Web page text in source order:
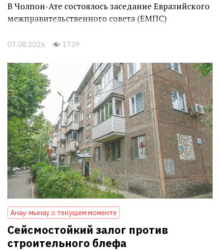
В Чолпон-Ате состоялось заседание Евразийского
межправительственного совета (ЕМПС)
07.08.2026 1739
Анау-мынау о текущем моменте
Сейсмостойкий залог против
строительного блефа